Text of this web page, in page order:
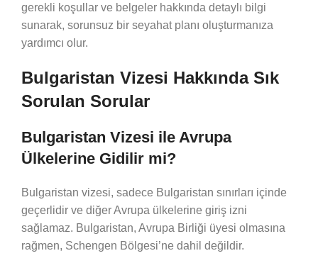
gerekli koşullar ve belgeler hakkında detaylı bilgi
sunarak, sorunsuz bir seyahat planı oluşturmanıza
yardımcı olur.
Bulgaristan Vizesi Hakkında Sık
Sorulan Sorular
Bulgaristan Vizesi ile Avrupa
Ülkelerine Gidilir mi?
Bulgaristan vizesi, sadece Bulgaristan sınırları içinde
geçerlidir ve diğer Avrupa ülkelerine giriş izni
sağlamaz. Bulgaristan, Avrupa Birliği üyesi olmasına
rağmen, Schengen Bölgesi’ne dahil değildir.